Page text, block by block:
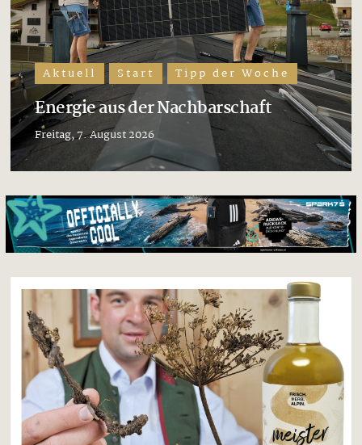
Aktuell Start Tipp der Woche
Energie aus der Nachbarschaft
Freitag, 7. August 2026